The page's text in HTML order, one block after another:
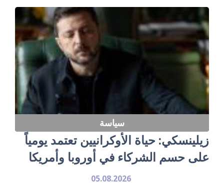
سياسة
زيلينسكي: حياة الأوكرانيين تعتمد يومياً
على حسم الشركاء في أوروبا وأمريكا
05.08.2026